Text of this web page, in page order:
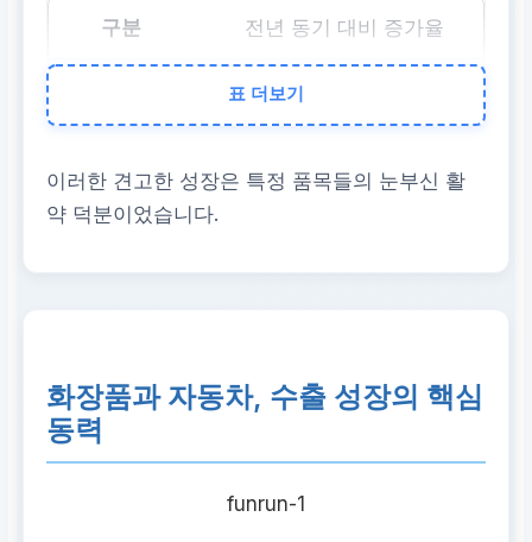
전년 동기 대비 증가율
3.0%
표 더보기
이러한 견고한 성장은 특정 품목들의 눈부신 활
약 덕분이었습니다.
화장품과 자동차, 수출 성장의 핵심
동력
funrun-1